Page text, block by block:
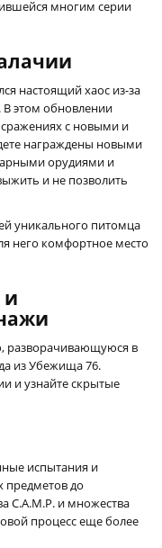
многим серии
настоящий хаос из-за
этом обновлении
с новыми и
награждены новыми
орудиями и
и не позволить
уникального питомца
него комфортное место
и
разворачивающуюся в
из Убежища 76.
и узнайте скрытые
испытания и
предметов до
C.A.M.P. и множества
процесс еще более